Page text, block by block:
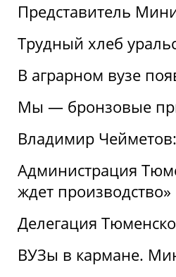
Представитель
Трудный хлеб
В аграрном вузе
Мы — бронзовые
Владимир
Администрация
ждет производство»
Делегация
ВУЗы в кармане.